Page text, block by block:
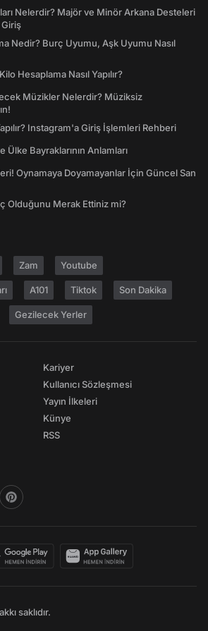
Nelerdir? Majör ve Minör Arkana Desteleri
Giriş
Nedir? Burç Uyumu, Aşk Uyumu Nasıl
Hesaplama Nasıl Yapılır?
Müzikler Nelerdir? Müziksiz
Instagram'a Giriş İşlemleri Rehberi
Ülke Bayraklarının Anlamları
Oynamaya Doyamayanlar İçin Güncel San
Olduğunu Merak Ettiniz mi?
Zam Youtube
A101 Tiktok Son Dakika
Gezilecek Yerler
Kariyer
Kullanıcı Sözleşmesi
Yayın İlkeleri
Künye
RSS
saklıdır.